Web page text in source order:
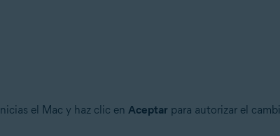
el Mac y haz clic en Aceptar para autorizar el